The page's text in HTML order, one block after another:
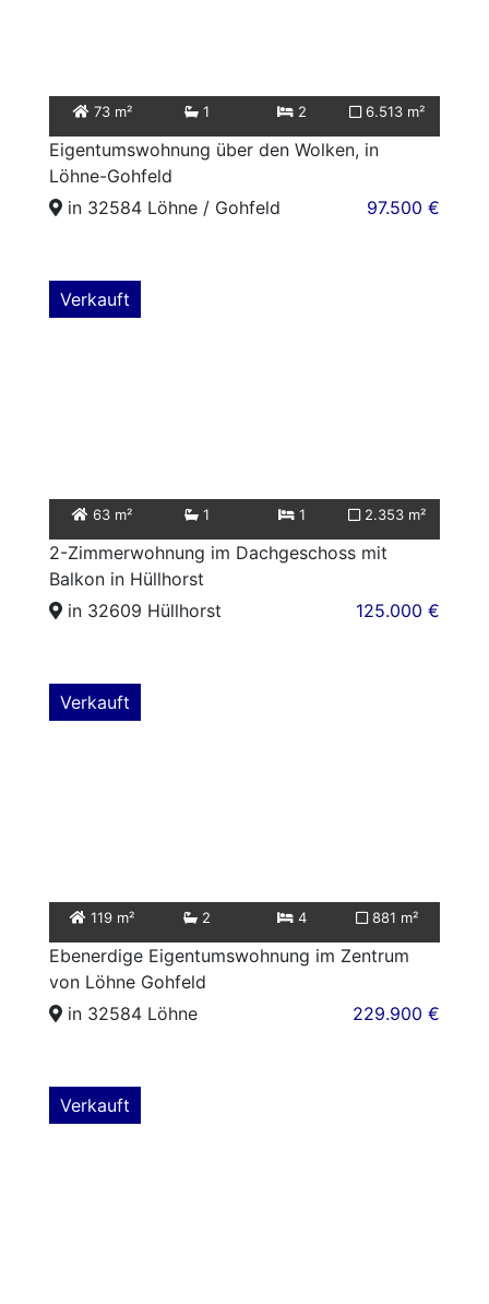
73 m² 1 2 6.513 m²
Eigentumswohnung über den Wolken, in
Löhne-Gohfeld
in 32584 Löhne / Gohfeld
97.500 €
Verkauft
63 m² 1 1 2.353 m²
2-Zimmerwohnung im Dachgeschoss mit
Balkon in Hüllhorst
in 32609 Hüllhorst
125.000 €
Verkauft
119 m² 2 4 881 m²
Ebenerdige Eigentumswohnung im Zentrum
von Löhne Gohfeld
in 32584 Löhne
229.900 €
Verkauft